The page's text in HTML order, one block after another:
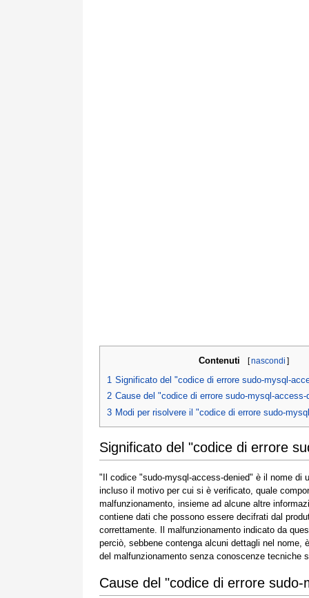
Contenuti [nascondi ]
1 Significato del "codice di errore sudo-mysql-
2 Cause del "codice di errore sudo-mysql-access-
3 Modi per risolvere il "codice di errore sudo-
Significato del "codice di errore
"Il codice "sudo-mysql-access-denied" è il nome di
incluso il motivo per cui si è verificato, quale
malfunzionamento, insieme ad alcune altre
contiene dati che possono essere decifrati dal
correttamente. Il malfunzionamento indicato da
perciò, sebbene contenga alcuni dettagli nel nome,
del malfunzionamento senza conoscenze tecniche
Cause del "codice di errore